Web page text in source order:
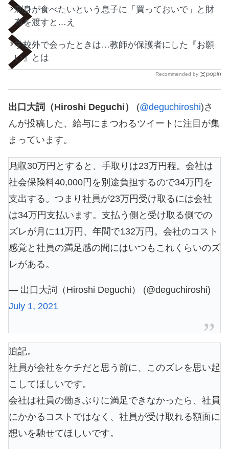
刺身が食べたいという息子に「買っておいで」と財
布を渡すと…え
学校外で会ったときは…教師が保護者にした『お願
い』とは
Recommended by
出口大詞（Hiroshi Deguchi） (@deguchiroshi)さ
んが投稿した、給与にまつわるツイートに注目が集
まっています。
月収30万円とすると、手取りは23万円程。会社は
社会保険料40,000円を別途負担するので34万円を
支出する。つまり社員が23万円受け取るには会社
は34万円支払います。支払う側と受け取る側での
ズレが月に11万円、年間で132万円。会社のコスト
感覚と社員の満足感の間にはいつもこれくらいのズ
レがある。
— 出口大詞（Hiroshi Deguchi） (@deguchiroshi)
July 1, 2021
追記。
社員が会社をケチだと思う前に、このズレを思い起
こしてほしいです。
会社は社員の働きぶりに満足できなかったら、社員
にかかるコストではなく、社員が受け取れる額面に
想いを馳せてほしいです。